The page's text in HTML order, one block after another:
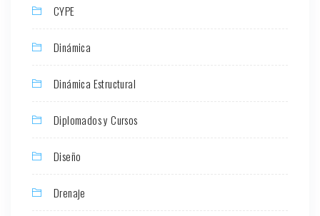
CYPE
Dinámica
Dinámica Estructural
Diplomados y Cursos
Diseño
Drenaje